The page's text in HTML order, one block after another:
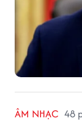
ÂM NHẠC 48